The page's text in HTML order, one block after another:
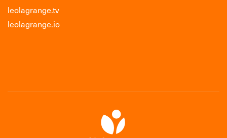
leolagrange.tv
leolagrange.io